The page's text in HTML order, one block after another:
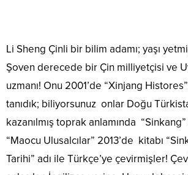
Li Sheng Çinli bir bilim adamı; yaşı
Şoven derecede bir Çin milliyetçisi ve
uzmanı! Onu 2001’de “Xinjang
tanıdık; biliyorsunuz onlar Doğu
kazanılmış toprak anlamında
“Maocu Ulusalcılar” 2013’de kitabı
Tarihi” adı ile Türkçe’ye çevirmişler!